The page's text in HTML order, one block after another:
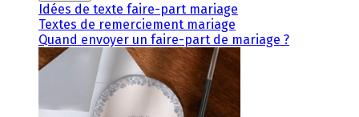
Idées de texte faire-part mariage
Textes de remerciement mariage
Quand envoyer un faire-part de mariage ?